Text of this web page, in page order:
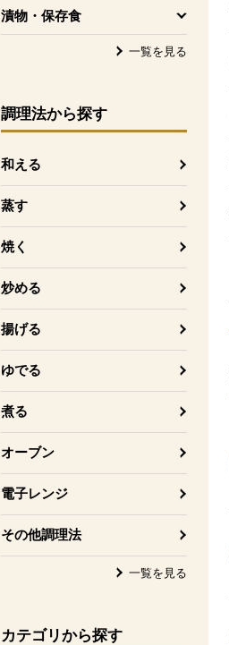
漬物・保存食
を開く
一覧を見る
調理法から探す
和える
蒸す
焼く
炒める
揚げる
ゆでる
煮る
オーブン
電子レンジ
その他調理法
一覧を見る
カテゴリから探す